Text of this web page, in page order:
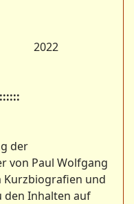
2022
der
von Paul Wolfgang
und
Inhalten auf